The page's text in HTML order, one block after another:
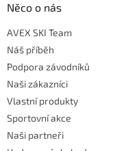
Něco o nás
AVEX SKI Team
Náš příběh
Podpora závodníků
Naši zákazníci
Vlastní produkty
Sportovní akce
Naši partneři